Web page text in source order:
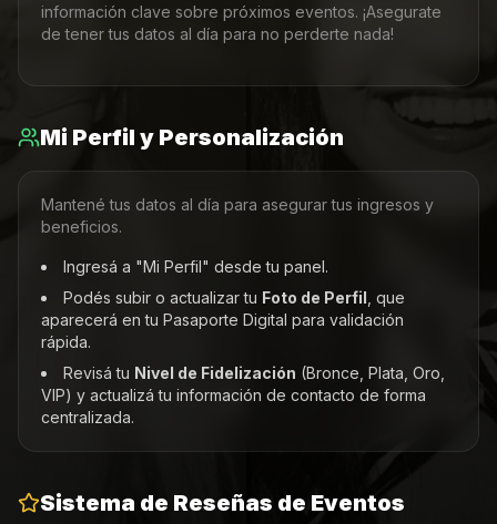
información clave sobre próximos eventos. ¡Asegurate
de tener tus datos al día para no perderte nada!
Mi Perfil y Personalización
Mantené tus datos al día para asegurar tus ingresos y
beneficios.
Ingresá a "Mi Perfil" desde tu panel.
Podés subir o actualizar tu Foto de Perfil , que
aparecerá en tu Pasaporte Digital para validación
rápida.
Revisá tu Nivel de Fidelización (Bronce, Plata, Oro,
VIP) y actualizá tu información de contacto de forma
centralizada.
Sistema de Reseñas de Eventos